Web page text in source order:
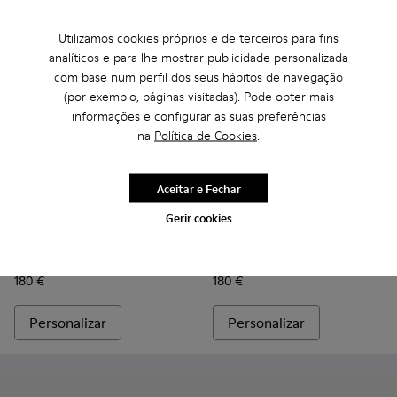
Utilizamos cookies próprios e de terceiros para fins
analíticos e para lhe mostrar publicidade personalizada
com base num perfil dos seus hábitos de navegação
(por exemplo, páginas visitadas). Pode obter mais
informações e configurar as suas preferências
na Política de Cookies.
Gerir cookies
Aceitar e Fechar
Custom Roku - K100953-999-R002 - Ténis desmontados
Custom Roku - K100953-007 - Ténis verdes, azuis
Custom Roku - K100953-003 - Sapatilhas
Custom Roku - K100953-001 -
Custom Roku - K100953-010 -
180 €
Personalizar
Custom Roku - K100953-
180 €
Personalizar